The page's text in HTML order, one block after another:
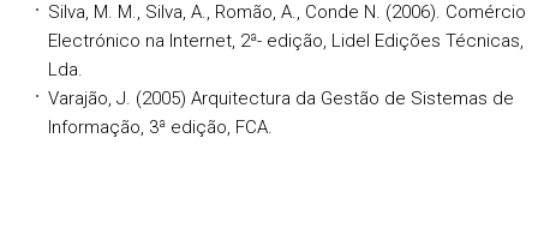
Silva, M. M., Silva, A., Romão, A., Conde N. (2006). Comércio
Electrónico na Internet, 2ª- edição, Lidel Edições Técnicas,
Lda.
Varajão, J. (2005) Arquitectura da Gestão de Sistemas de
Informação, 3ª edição, FCA.